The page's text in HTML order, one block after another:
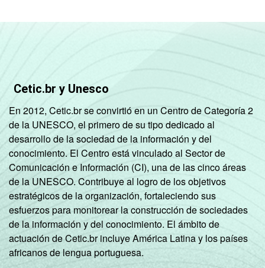
Cetic.br y Unesco
En 2012, Cetic.br se convirtió en un Centro de Categoría 2
de la UNESCO, el primero de su tipo dedicado al
desarrollo de la sociedad de la información y del
conocimiento. El Centro está vinculado al Sector de
Comunicación e Información (CI), una de las cinco áreas
de la UNESCO. Contribuye al logro de los objetivos
estratégicos de la organización, fortaleciendo sus
esfuerzos para monitorear la construcción de sociedades
de la información y del conocimiento. El ámbito de
actuación de Cetic.br incluye América Latina y los países
africanos de lengua portuguesa.